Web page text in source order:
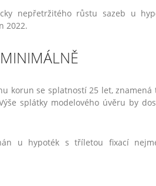
nepřetržitého růstu sazeb u
2022.
korun se splatností 25 let,
splátky modelového úvěru by
u hypoték s tříletou fixací